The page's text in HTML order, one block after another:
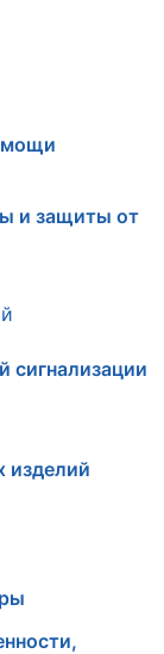
и защиты от
сигнализации
изделий